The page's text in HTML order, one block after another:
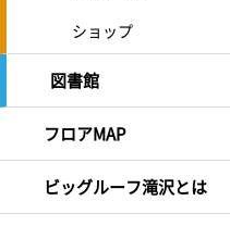
ショップ
図書館
フロアMAP
ビッグルーフ滝沢とは